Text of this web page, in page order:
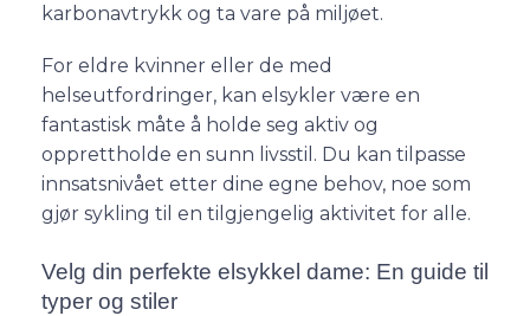
karbonavtrykk og ta vare på miljøet.
For eldre kvinner eller de med
helseutfordringer, kan elsykler være en
fantastisk måte å holde seg aktiv og
opprettholde en sunn livsstil. Du kan tilpasse
innsatsnivået etter dine egne behov, noe som
gjør sykling til en tilgjengelig aktivitet for alle.
Velg din perfekte elsykkel dame: En guide til
typer og stiler